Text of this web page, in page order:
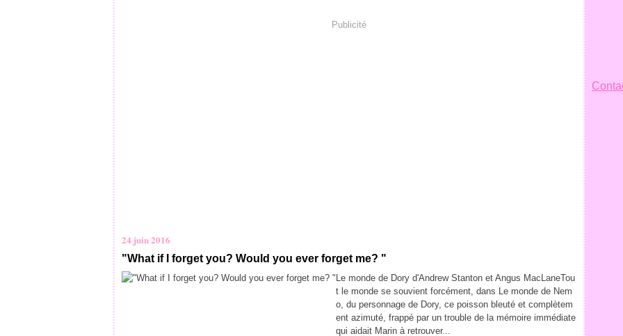
Publicité
24 juin 2016
"What if I forget you? Would you ever forget me? "
Le monde de Dory d'Andrew Stanton et Angus MacLaneTou
t le monde se souvient forcément, dans Le monde de Nem
o, du personnage de Dory, ce poisson bleuté et complètem
ent azimuté, frappé par un trouble de la mémoire immédiate
qui aidait Marin à retrouver...